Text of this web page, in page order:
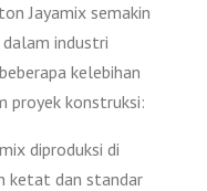
Jayamix semakin
industri
kelebihan
proyek konstruksi:
diproduksi di
ketat dan standar